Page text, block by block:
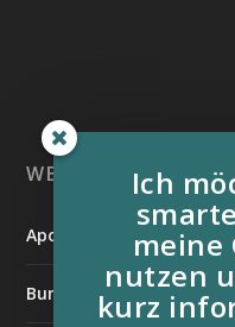
WEITERE
Apotheken Umschau
Bundesverband der
Ich
meine
nutzen
kurz